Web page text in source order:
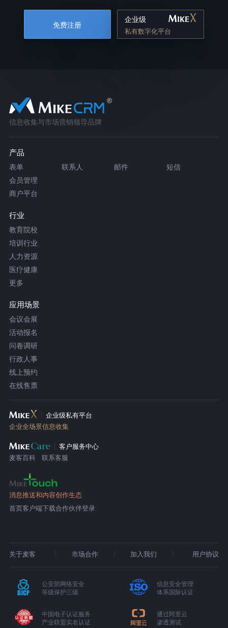
免费注册
企业级
私有数字化平台
信息收集与市场营销领导品牌
产品
表单 联系人 邮件
短信
会员管理
商户平台
行业
教育院校
培训行业
人力资源
医疗健康
更多
应用场景
会议会展
活动报名
问卷调研
行政人事
线上预约
在线售票
企业级私有平台
企业全场景信息收集
客户服务中心
麦客百科
联系客服
消息推送和内容创作生态
首页客户端下载合作伙伴登录
关于麦客 市场合作 加入我们 用户协议
公安部网络安全
等级保护三级
信息安全管理
体系国际认证
中国电子认证服务
产业联盟实名认证
通过阿里云
渗透测试